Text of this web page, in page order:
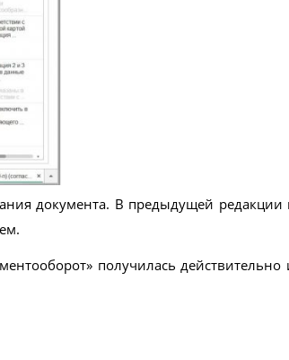
документа. В предыдущей редакции
получилась действительно